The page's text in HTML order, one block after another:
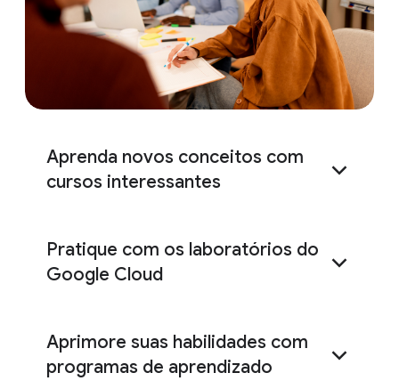
Aprenda novos conceitos com
cursos interessantes
aprendizado
Pratique com os laboratórios do
Google Cloud
Aprimore suas habilidades com
programas de aprendizado